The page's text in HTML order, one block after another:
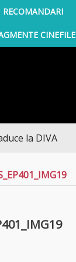
RECOMANDARI
CINEFILE
la DIVA